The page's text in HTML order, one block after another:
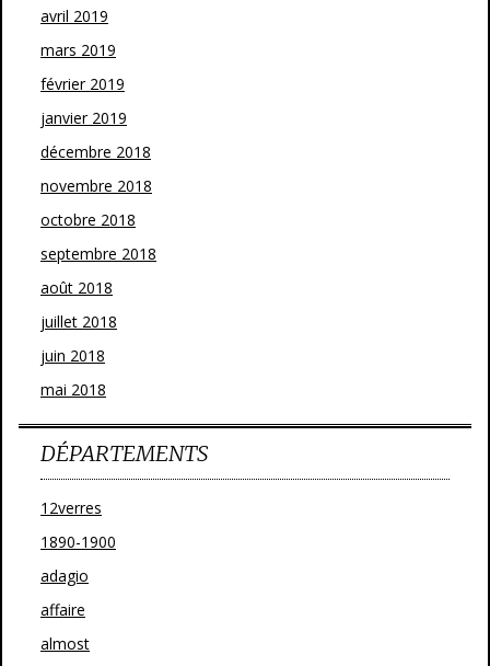
avril 2019
mars 2019
février 2019
janvier 2019
décembre 2018
novembre 2018
octobre 2018
septembre 2018
août 2018
juillet 2018
juin 2018
mai 2018
DÉPARTEMENTS
12verres
1890-1900
adagio
affaire
almost